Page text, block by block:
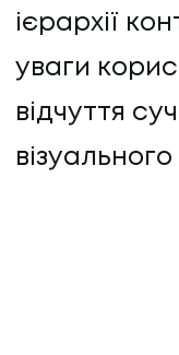
ієрархії
уваги
відчуття